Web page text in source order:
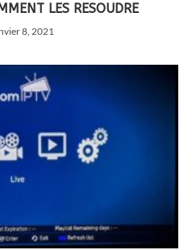
LES RESOUDRE
8, 2021